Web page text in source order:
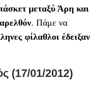
μεταξύ Άρη και
. Πάμε να
φίλαθλοι έδειξαν
(17/01/2012)